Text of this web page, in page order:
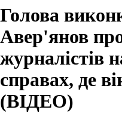
Голова
Авер'янов
журналістів
справах, де
(ВІДЕО)